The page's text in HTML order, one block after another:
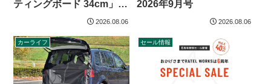
ティングボード 34cm」登
2026.08.06
2026年9月号
2026.08.06
カーライフ セール情報